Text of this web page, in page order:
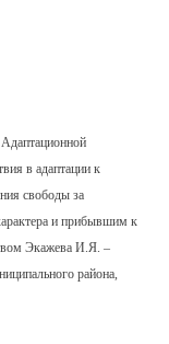
Адаптационной
в адаптации к
свободы за
и прибывшим к
Экажева И.Я. –
района,